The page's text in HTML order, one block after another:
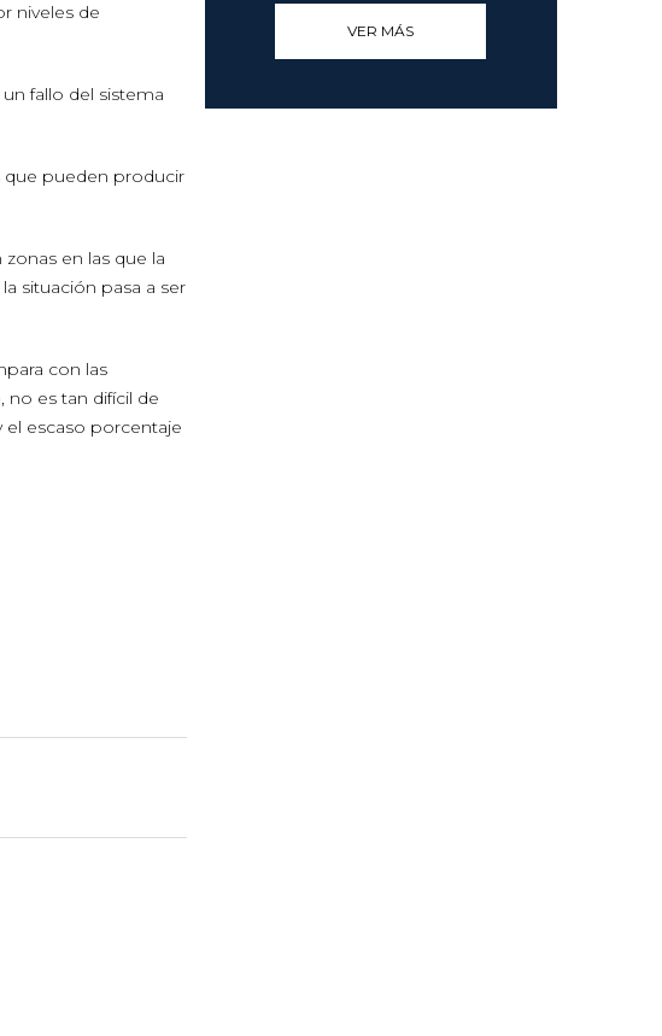
niveles de
fallo del sistema
que pueden producir
en las que la
situación pasa a ser
con las
no es tan difícil de
escaso porcentaje
VER MÁS